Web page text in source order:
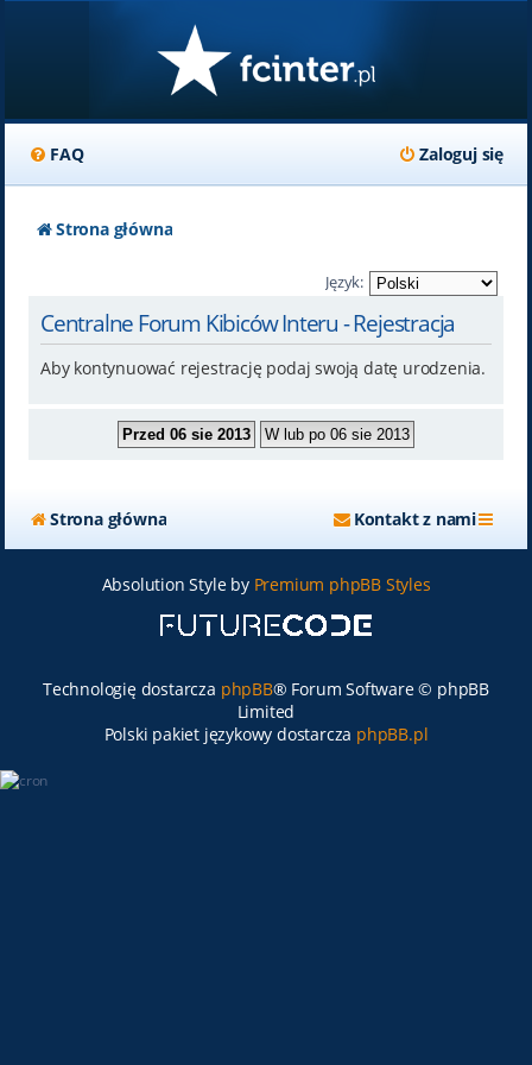
FAQ Zaloguj się
Strona główna
Język:
Centralne Forum Kibiców Interu - Rejestracja
Aby kontynuować rejestrację podaj swoją datę urodzenia.
Strona główna Kontakt z nami
Absolution Style by Premium phpBB Styles
Technologię dostarcza phpBB® Forum Software © phpBB
Limited
Polski pakiet językowy dostarcza phpBB.pl